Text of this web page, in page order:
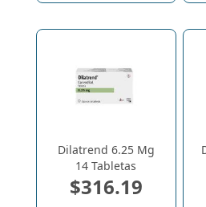
Dilatrend 6.25 Mg
14 Tabletas
$316.19